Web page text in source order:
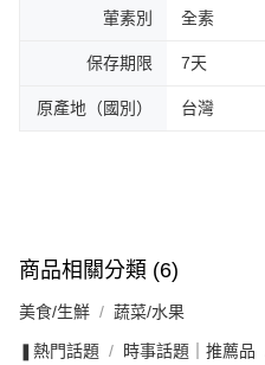
葷素別 全素
保存期限 7天
原產地（國別） 台灣
商品相關分類 (6)
美食/生鮮 蔬菜/水果
❚熱門話題 時事話題｜推薦品